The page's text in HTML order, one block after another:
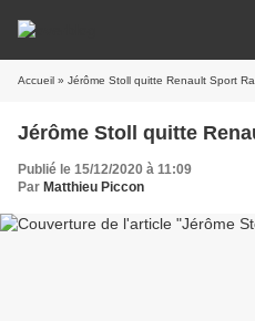
Accueil » Jérôme Stoll quitte Renault Sport
Jérôme Stoll quitte
Publié le 15/12/2020 à 11:09
Par Matthieu Piccon